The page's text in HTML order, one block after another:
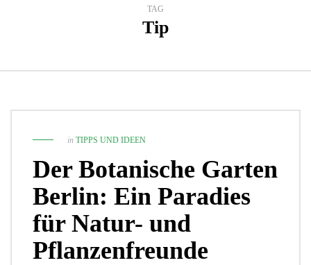
TAG
Tip
in TIPPS UND IDEEN
Der Botanische Garten
Berlin: Ein Paradies
für Natur- und
Pflanzenfreunde